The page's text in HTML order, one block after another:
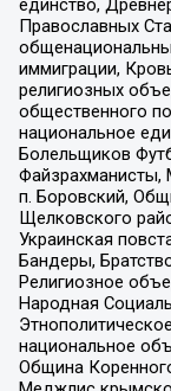
единство,
Православных
иммиграции,
религиозных
общественного
национальное
Болельщиков
Файзрахманисты,
п. Боровский,
Щелковского
Украинская
Бандеры,
Религиозное
Народная
национальное
Община